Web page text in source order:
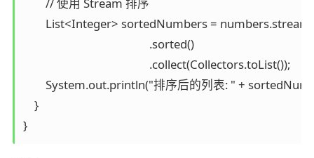
List<Integer> sortedNumbers =
                                             .sorted()
                                             .collect(Collectors.toList());
System.out.println("排序后的列表: " +
    }
}